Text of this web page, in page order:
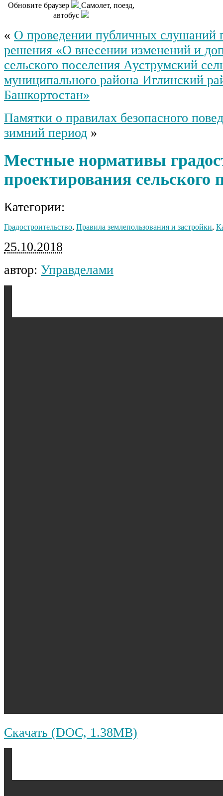
Обновите браузер
Самолет, поезд,
автобус
« О проведении публичных слушаний
решения «О внесении изменений и
сельского поселения Ауструмский
муниципального района Иглинский
Башкортостан»
Памятки о правилах безопасного
зимний период »
Местные нормативы
проектирования сельского
Категории:
Градостроительство, Правила землепользования и застройки,
25.10.2018
автор: Управделами
Скачать (DOC, 1.38MB)